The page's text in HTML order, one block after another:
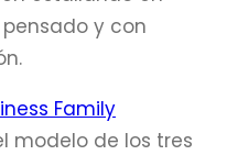
y con
Family
modelo de los tres